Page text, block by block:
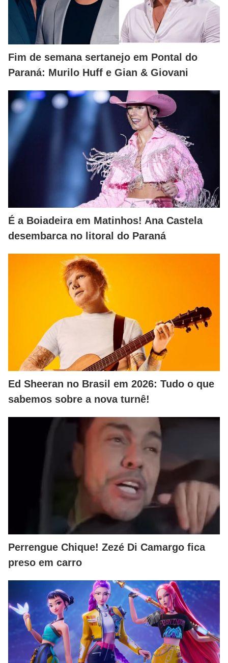
Fim de semana sertanejo em Pontal do
Paraná: Murilo Huff e Gian & Giovani
É a Boiadeira em Matinhos! Ana Castela
desembarca no litoral do Paraná
Ed Sheeran no Brasil em 2026: Tudo o que
sabemos sobre a nova turnê!
Perrengue Chique! Zezé Di Camargo fica
preso em carro